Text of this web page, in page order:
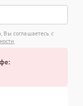
Вы соглашаетесь с